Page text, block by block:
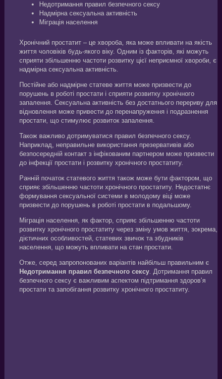
Недотримання правил безпечного сексу
Надмірна сексуальна активність
Міграція населення
Хронічний простатит – це хвороба, яка може впливати на якість
життя чоловіків будь-якого віку. Одним із факторів, які можуть
сприяти збільшенню частоти розвитку цієї неприємної хвороби, є
надмірна сексуальна активність.
Постійне або надмірне статеве життя може призвести до
порушень в роботі простати і сприяти розвитку хронічного
запалення. Сексуальна активність без достатнього перериву для
відновлення може привести до перенапруження і подразнення
простати, що стимулює розвиток запалення.
Також важливо дотримуватися правил безпечного сексу.
Наприклад, неправильне використання презервативів або
безпосередній контакт з інфікованим партнером може призвести
до інфекції простати і розвитку хронічного простатиту.
Ранній початок статевого життя також може бути фактором, що
сприяє збільшенню частоти хронічного простатиту. Недостатнє
формування сексуальної системи в молодому віці може
призвести до порушень в роботі простати в подальшому.
Міграція населення, як фактор, сприяє збільшенню частоти
розвитку хронічного простатиту через зміну умов життя, зокрема,
дієтичних особливостей, статевих звичок та збудників
населення, що можуть впливати на стан простати.
Отже, серед запропонованих варіантів найбільш правильним є
Недотримання правил безпечного сексу. Дотримання правил
безпечного сексу є важливим аспектом підтримання здоров’я
простати та запобігання розвитку хронічного простатиту.